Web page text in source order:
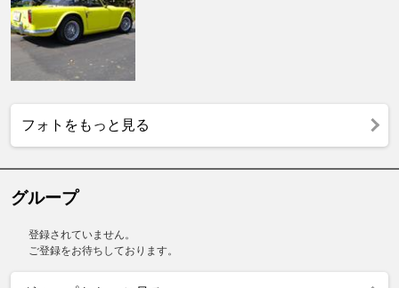
フォトをもっと見る
グループ
登録されていません。
ご登録をお待ちしております。